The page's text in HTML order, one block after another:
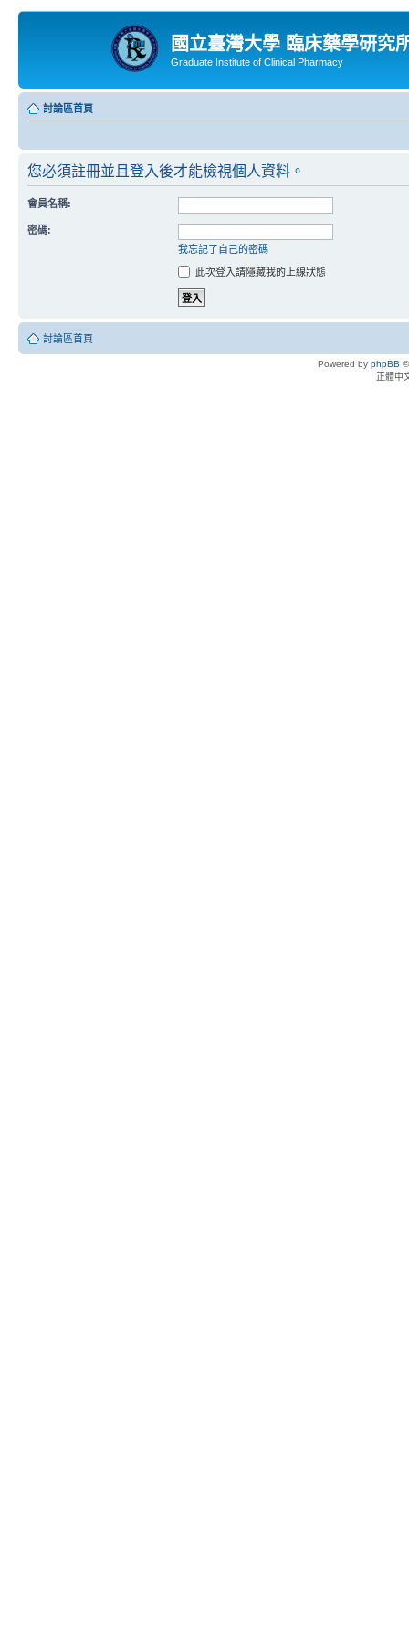
國立臺灣大學 臨床藥學研究
Graduate Institute of Clinical Pharmacy
討論區首頁
您必須註冊並且登入後才能檢視個人資料。
會員名稱:
密碼:
我忘記了自己的密碼
此次登入請隱藏我的上線狀態
討論區首頁
Powered by phpBB
正體中